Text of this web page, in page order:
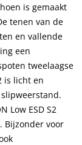
is gemaakt
tenen van de
en vallende
een
tweelaagse
is licht en
Low ESD S2
Bijzonder voor